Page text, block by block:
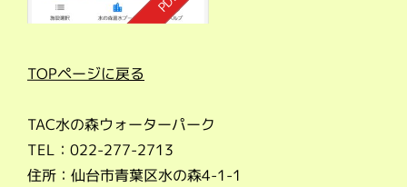
TOPページに戻る
TAC水の森ウォーターパーク
TEL：022-277-2713
住所：仙台市青葉区水の森4-1-1